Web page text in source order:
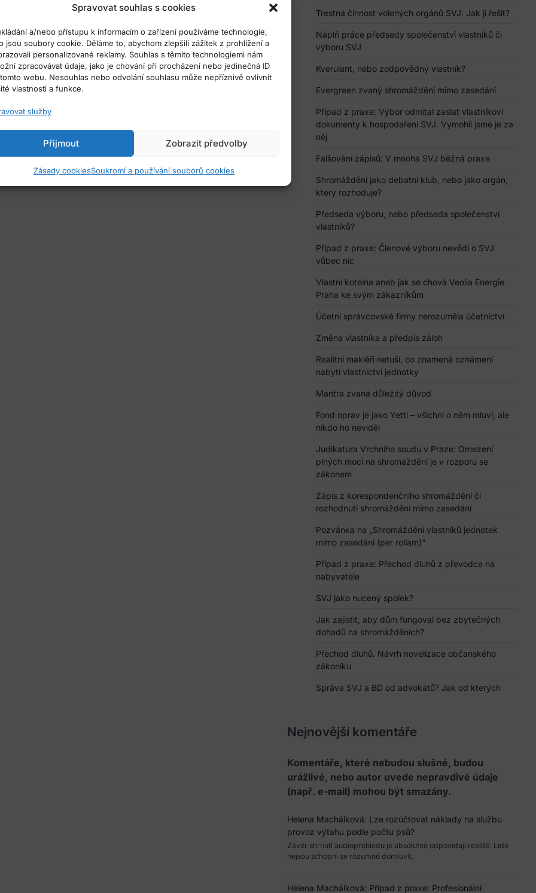
Spravovat souhlas s cookies
a/nebo přístupu k informacím o zařízení používáme technologie,
jsou soubory cookie. Děláme to, abychom zlepšili zážitek z prohlížení a
personalizované reklamy. Souhlas s těmito technologiemi nám
zpracovávat údaje, jako je chování při procházení nebo jedinečná ID
webu. Nesouhlas nebo odvolání souhlasu může nepříznivě ovlivnit
vlastnosti a funkce.
služby
Přijmout Zobrazit předvolby
Zásady cookiesSoukromí a používání souborů cookies
Trestná činnost volených orgánů SVJ: Jak ji řešit?
Náplň práce předsedy společenství vlastníků či
výboru SVJ
Kverulant, nebo zodpovědný vlastník?
Evergreen zvaný shromáždění mimo zasedání
Případ z praxe: Výbor odmítal zaslat vlastníkovi
dokumenty k hospodaření SVJ. Vymohli jsme je za
něj
Falšování zápisů: V mnoha SVJ běžná praxe
Shromáždění jako debatní klub, nebo jako orgán,
který rozhoduje?
Předseda výboru, nebo předseda společenství
vlastníků?
Případ z praxe: Členové výboru nevědí o SVJ
vůbec nic
Vlastní kotelna aneb jak se chová Veolia Energie
Praha ke svým zákazníkům
Účetní správcovské firmy nerozuměla účetnictví
Změna vlastníka a předpis záloh
Realitní makléři netuší, co znamená oznámení
nabytí vlastnictví jednotky
Mantra zvaná důležitý důvod
Fond oprav je jako Yetti – všichni o něm mluví, ale
nikdo ho neviděl
Judikatura Vrchního soudu v Praze: Omezení
plných mocí na shromáždění je v rozporu se
zákonem
Zápis z korespondenčního shromáždění či
rozhodnutí shromáždění mimo zasedání
Pozvánka na „Shromáždění vlastníků jednotek
mimo zasedání (per rollam)“
Případ z praxe: Přechod dluhů z převodce na
nabyvatele
SVJ jako nucený spolek?
Jak zajistit, aby dům fungoval bez zbytečných
dohadů na shromážděních?
Přechod dluhů. Návrh novelizace občanského
zákoníku
Správa SVJ a BD od advokátů? Jak od kterých
Nejnovější komentáře
Komentáře, které nebudou slušné, budou
urážlivé, nebo autor uvede nepravdivé údaje
(např. e-mail) mohou být smazány.
Helena Machálková: Lze rozúčtovat náklady na službu
provoz výtahu podle počtu psů?
Závěr shrnutí audiopřehledu je absolutně odpovídají realitě. Lidé
nejsou schopni se rozumně domluvit.
Helena Machálková: Případ z praxe: Profesionální